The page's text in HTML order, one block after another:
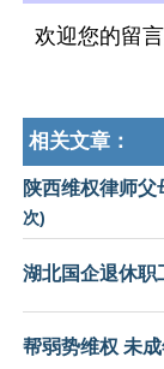
欢迎您的留言
相关文章：
陕西维权律师父
次)
湖北国企退休
帮弱势维权 未